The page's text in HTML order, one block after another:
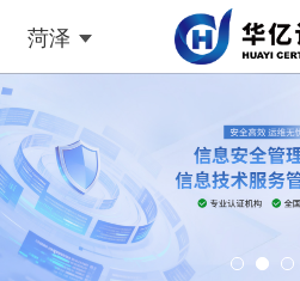
菏泽